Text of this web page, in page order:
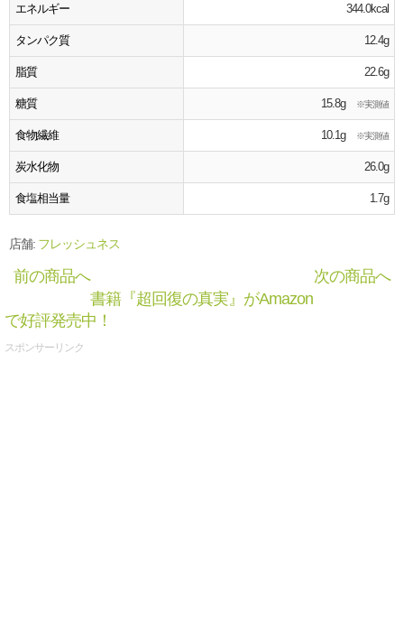
エネルギー 344.0kcal
タンパク質 12.4g
脂質 22.6g
糖質 15.8g ※実測値
食物繊維 10.1g ※実測値
炭水化物 26.0g
食塩相当量 1.7g
店舗: フレッシュネス
前の商品へ
次の商品へ
書籍『超回復の真実』がAmazon
で好評発売中！
スポンサーリンク